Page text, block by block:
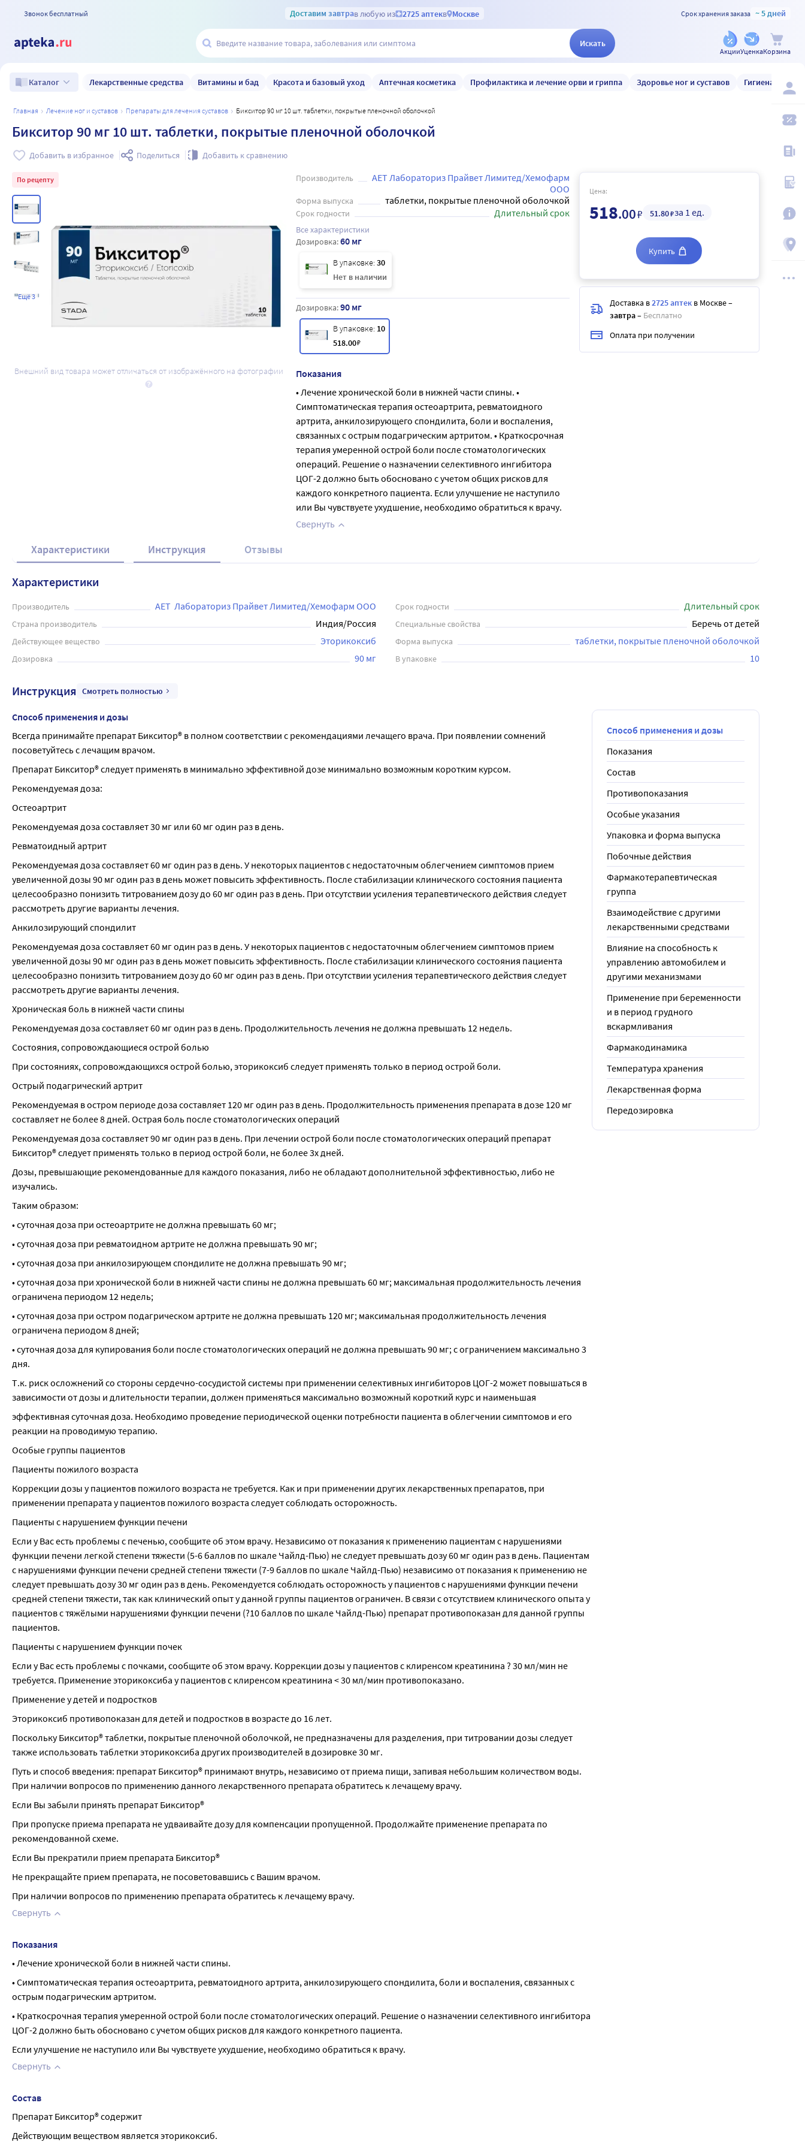
Звонок бесплатный Доставим завтрав любую из 2725 аптекв Москве Срок хранения заказа ~ 5 дней
Искать
АкцииУценкаКорзина
Каталог Лекарственные средства Витамины и бад Красота и базовый уход Аптечная косметика Профилактика и лечение орви и гриппа Здоровье ног и суставов Гигиена и уход
главная лечение ног и суставов препараты для лечения суставов Бикситор 90 мг 10 шт. таблетки, покрытые пленочной оболочкой
Бикситор 90 мг 10 шт. таблетки, покрытые пленочной оболочкой
Добавить в избранное Поделиться Добавить к сравнению
По рецепту
Ещё 3
Внешний вид товара может отличаться от изображённого на фотографии
Производитель
АЕТ Лабораториз Прайвет Лимитед/Хемофарм
ООО
Форма выпуска таблетки, покрытые пленочной оболочкой
Срок годности Длительный срок
Все характеристики
Дозировка:60 мг
В упаковке: 30
Нет в наличии
Дозировка:90 мг
В упаковке: 10
518.00₽
Показания
• Лечение хронической боли в нижней части спины. •
Симптоматическая терапия остеоартрита, ревматоидного
артрита, анкилозирующего спондилита, боли и воспаления,
связанных с острым подагрическим артритом. • Краткосрочная
терапия умеренной острой боли после стоматологических
операций. Решение о назначении селективного ингибитора
ЦОГ-2 должно быть обосновано с учетом общих рисков для
каждого конкретного пациента. Если улучшение не наступило
или Вы чувствуете ухудшение, необходимо обратиться к врачу.
Свернуть
Цена:
518.00₽ 51.80₽за 1 ед.
Купить
Доставка в2725 аптек в Москве–
завтра– Бесплатно
Оплата при получении
Характеристики Инструкция Отзывы
Характеристики
Производитель АЕТ  Лабораториз Прайвет Лимитед/Хемофарм ООО Срок годности Длительный срок
Страна производитель Индия/Россия Специальные свойства Беречь от детей
Действующее вещество Эторикоксиб Форма выпуска таблетки, покрытые пленочной оболочкой
Дозировка 90 мг В упаковке 10
Инструкция Смотреть полностью
Способ применения и дозы
Всегда принимайте препарат Бикситор® в полном соответствии с рекомендациями лечащего врача. При появлении сомнений
посоветуйтесь с лечащим врачом.
Препарат Бикситор® следует применять в минимально эффективной дозе минимально возможным коротким курсом.
Рекомендуемая доза:
Остеоартрит
Рекомендуемая доза составляет 30 мг или 60 мг один раз в день.
Ревматоидный артрит
Рекомендуемая доза составляет 60 мг один раз в день. У некоторых пациентов с недостаточным облегчением симптомов прием
увеличенной дозы 90 мг один раз в день может повысить эффективность. После стабилизации клинического состояния пациента
целесообразно понизить титрованием дозу до 60 мг один раз в день. При отсутствии усиления терапевтического действия следует
рассмотреть другие варианты лечения.
Анкилозирующий спондилит
Рекомендуемая доза составляет 60 мг один раз в день. У некоторых пациентов с недостаточным облегчением симптомов прием
увеличенной дозы 90 мг один раз в день может повысить эффективность. После стабилизации клинического состояния пациента
целесообразно понизить титрованием дозу до 60 мг один раз в день. При отсутствии усиления терапевтического действия следует
рассмотреть другие варианты лечения.
Хроническая боль в нижней части спины
Рекомендуемая доза составляет 60 мг один раз в день. Продолжительность лечения не должна превышать 12 недель.
Состояния, сопровождающиеся острой болью
При состояниях, сопровождающихся острой болью, эторикоксиб следует применять только в период острой боли.
Острый подагрический артрит
Рекомендуемая в остром периоде доза составляет 120 мг один раз в день. Продолжительность применения препарата в дозе 120 мг
составляет не более 8 дней. Острая боль после стоматологических операций
Рекомендуемая доза составляет 90 мг один раз в день. При лечении острой боли после стоматологических операций препарат
Бикситор® следует применять только в период острой боли, не более 3х дней.
Дозы, превышающие рекомендованные для каждого показания, либо не обладают дополнительной эффективностью, либо не
изучались.
Таким образом:
• суточная доза при остеоартрите не должна превышать 60 мг;
• суточная доза при ревматоидном артрите не должна превышать 90 мг;
• суточная доза при анкилозирующем спондилите не должна превышать 90 мг;
• суточная доза при хронической боли в нижней части спины не должна превышать 60 мг; максимальная продолжительность лечения
ограничена периодом 12 недель;
• суточная доза при остром подагрическом артрите не должна превышать 120 мг; максимальная продолжительность лечения
ограничена периодом 8 дней;
• суточная доза для купирования боли после стоматологических операций не должна превышать 90 мг; с ограничением максимально 3
дня.
Т.к. риск осложнений со стороны сердечно-сосудистой системы при применении селективных ингибиторов ЦОГ-2 может повышаться в
зависимости от дозы и длительности терапии, должен применяться максимально возможный короткий курс и наименьшая
эффективная суточная доза. Необходимо проведение периодической оценки потребности пациента в облегчении симптомов и его
реакции на проводимую терапию.
Особые группы пациентов
Пациенты пожилого возраста
Коррекции дозы у пациентов пожилого возраста не требуется. Как и при применении других лекарственных препаратов, при
применении препарата у пациентов пожилого возраста следует соблюдать осторожность.
Пациенты с нарушением функции печени
Если у Вас есть проблемы с печенью, сообщите об этом врачу. Независимо от показания к применению пациентам с нарушениями
функции печени легкой степени тяжести (5-6 баллов по шкале Чайлд-Пью) не следует превышать дозу 60 мг один раз в день. Пациентам
с нарушениями функции печени средней степени тяжести (7-9 баллов по шкале Чайлд-Пью) независимо от показания к применению не
следует превышать дозу 30 мг один раз в день. Рекомендуется соблюдать осторожность у пациентов с нарушениями функции печени
средней степени тяжести, так как клинический опыт у данной группы пациентов ограничен. В связи с отсутствием клинического опыта у
пациентов с тяжёлыми нарушениями функции печени (?10 баллов по шкале Чайлд-Пью) препарат противопоказан для данной группы
пациентов.
Пациенты с нарушением функции почек
Если у Вас есть проблемы с почками, сообщите об этом врачу. Коррекции дозы у пациентов с клиренсом креатинина ? 30 мл/мин не
требуется. Применение эторикоксиба у пациентов с клиренсом креатинина < 30 мл/мин противопоказано.
Применение у детей и подростков
Эторикоксиб противопоказан для детей и подростков в возрасте до 16 лет.
Поскольку Бикситор® таблетки, покрытые пленочной оболочкой, не предназначены для разделения, при титровании дозы следует
также использовать таблетки эторикоксиба других производителей в дозировке 30 мг.
Путь и способ введения: препарат Бикситор® принимают внутрь, независимо от приема пищи, запивая небольшим количеством воды.
При наличии вопросов по применению данного лекарственного препарата обратитесь к лечащему врачу.
Если Вы забыли принять препарат Бикситор®
При пропуске приема препарата не удваивайте дозу для компенсации пропущенной. Продолжайте применение препарата по
рекомендованной схеме.
Если Вы прекратили прием препарата Бикситор®
Не прекращайте прием препарата, не посоветовавшись с Вашим врачом.
При наличии вопросов по применению препарата обратитесь к лечащему врачу.
Свернуть
Показания
• Лечение хронической боли в нижней части спины.
• Симптоматическая терапия остеоартрита, ревматоидного артрита, анкилозирующего спондилита, боли и воспаления, связанных с
острым подагрическим артритом.
• Краткосрочная терапия умеренной острой боли после стоматологических операций. Решение о назначении селективного ингибитора
ЦОГ-2 должно быть обосновано с учетом общих рисков для каждого конкретного пациента.
Если улучшение не наступило или Вы чувствуете ухудшение, необходимо обратиться к врачу.
Свернуть
Состав
Препарат Бикситор® содержит
Действующим веществом является эторикоксиб.
Способ применения и дозы
Показания
Состав
Противопоказания
Особые указания
Упаковка и форма выпуска
Побочные действия
Фармакотерапевтическая
группа
Взаимодействие с другими
лекарственными средствами
Влияние на способность к
управлению автомобилем и
другими механизмами
Применение при беременности
и в период грудного
вскармливания
Фармакодинамика
Температура хранения
Лекарственная форма
Передозировка